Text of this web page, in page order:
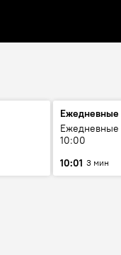
Ежедневные
Ежедневные
10:00
10:01 3 мин